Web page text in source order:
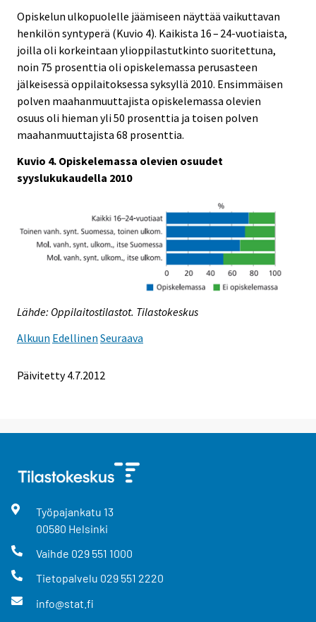
Opiskelun ulkopuolelle jäämiseen näyttää vaikuttavan
henkilön syntyperä (Kuvio 4). Kaikista 16 – 24-vuotiaista,
joilla oli korkeintaan ylioppilastutkinto suoritettuna,
noin 75 prosenttia oli opiskelemassa perusasteen
jälkeisessä oppilaitoksessa syksyllä 2010. Ensimmäisen
polven maahanmuuttajista opiskelemassa olevien
osuus oli hieman yli 50 prosenttia ja toisen polven
maahanmuuttajista 68 prosenttia.
Kuvio 4. Opiskelemassa olevien osuudet
syyslukukaudella 2010
Lähde: Oppilaitostilastot. Tilastokeskus
Alkuun Edellinen Seuraava
Päivitetty 4.7.2012
Työpajankatu 13
00580 Helsinki
Vaihde 029 551 1000
Tietopalvelu 029 551 2220
info@stat.fi